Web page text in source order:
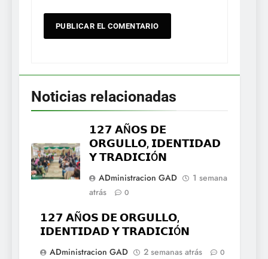
Noticias relacionadas
𝟭𝟮𝟳 𝗔Ñ𝗢𝗦 𝗗𝗘
𝗢𝗥𝗚𝗨𝗟𝗟𝗢, 𝗜𝗗𝗘𝗡𝗧𝗜𝗗𝗔𝗗
𝗬 𝗧𝗥𝗔𝗗𝗜𝗖𝗜Ó𝗡
ADministracion GAD
1 semana
atrás
0
𝟭𝟮𝟳 𝗔Ñ𝗢𝗦 𝗗𝗘 𝗢𝗥𝗚𝗨𝗟𝗟𝗢,
𝗜𝗗𝗘𝗡𝗧𝗜𝗗𝗔𝗗 𝗬 𝗧𝗥𝗔𝗗𝗜𝗖𝗜Ó𝗡
ADministracion GAD
2 semanas atrás 0